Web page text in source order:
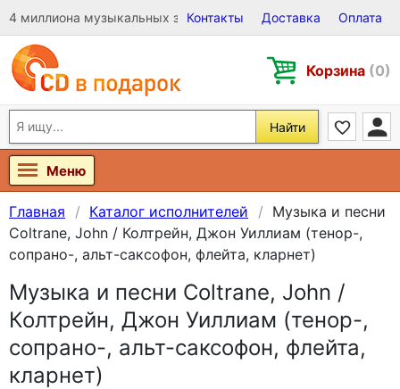
4 миллиона музыкальных записей на Виниле, CD и DVD
Контакты Доставка Оплата
Корзина (0)
Найти
Меню
Главная Каталог исполнителей
Музыка и песни
Coltrane, John / Колтрейн, Джон Уиллиам (тенор-,
сопрано-, альт-саксофон, флейта, кларнет)
Музыка и песни Coltrane, John /
Колтрейн, Джон Уиллиам (тенор-,
сопрано-, альт-саксофон, флейта,
кларнет)